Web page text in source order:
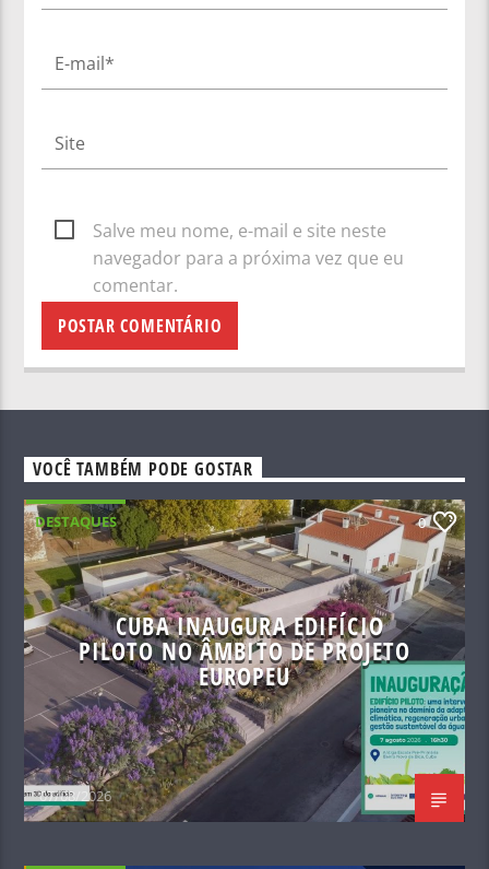
Salve meu nome, e-mail e site neste
navegador para a próxima vez que eu
comentar.
VOCÊ TAMBÉM PODE GOSTAR
DESTAQUES 0
CUBA INAUGURA EDIFÍCIO
PILOTO NO ÂMBITO DE PROJETO
EUROPEU
07/08/2026